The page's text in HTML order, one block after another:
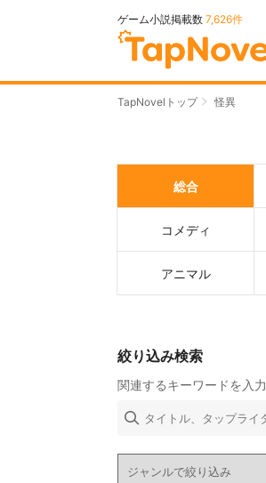
ゲーム小説掲載数 7,626件
TapNovelトップ 怪異
総合
コメディ
アニマル
絞り込み検索
関連するキーワードを入力